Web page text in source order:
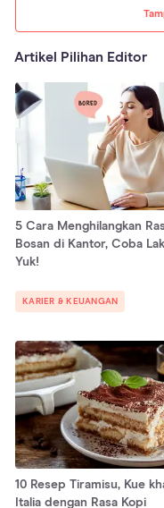
Artikel Pilihan Editor
5 Cara Menghilangkan
Bosan di Kantor, Coba
Yuk!
KARIER & KEUANGAN
10 Resep Tiramisu, Kue
Italia dengan Rasa Kopi